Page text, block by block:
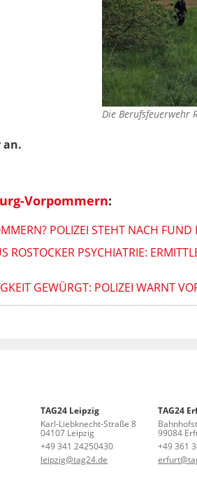
Die
an.
Vorpommern:
POLIZEI STEHT NACH
ROSTOCKER PSYCHIATRIE:
GEWÜRGT: POLIZEI WARNT
TAG24 Leipzig
Karl-Liebknecht-Straße 8
04107 Leipzig
+49 341 24250430
leipzig@tag24.de
TAG24
99084
+49 361